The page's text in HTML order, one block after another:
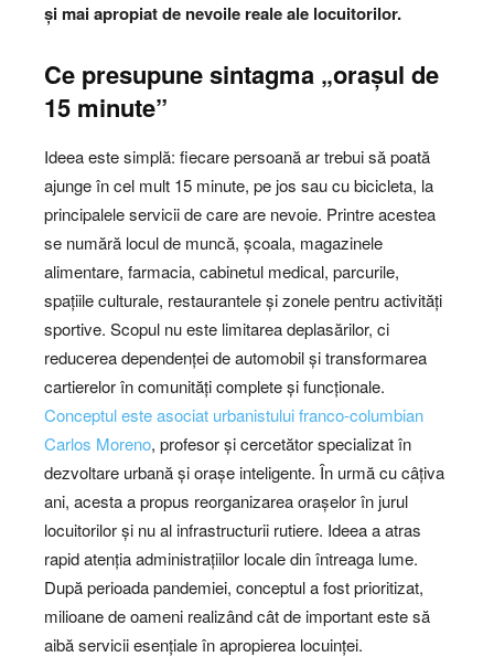
și mai apropiat de nevoile reale ale locuitorilor.
Ce presupune sintagma „orașul de
15 minute”
Ideea este simplă: fiecare persoană ar trebui să poată
ajunge în cel mult 15 minute, pe jos sau cu bicicleta, la
principalele servicii de care are nevoie. Printre acestea
se numără locul de muncă, școala, magazinele
alimentare, farmacia, cabinetul medical, parcurile,
spațiile culturale, restaurantele și zonele pentru activități
sportive. Scopul nu este limitarea deplasărilor, ci
reducerea dependenței de automobil și transformarea
cartierelor în comunități complete și funcționale.
Conceptul este asociat urbanistului franco-columbian
Carlos Moreno, profesor și cercetător specializat în
dezvoltare urbană și orașe inteligente. În urmă cu câțiva
ani, acesta a propus reorganizarea orașelor în jurul
locuitorilor și nu al infrastructurii rutiere. Ideea a atras
rapid atenția administrațiilor locale din întreaga lume.
După perioada pandemiei, conceptul a fost prioritizat,
milioane de oameni realizând cât de important este să
aibă servicii esențiale în apropierea locuinței.